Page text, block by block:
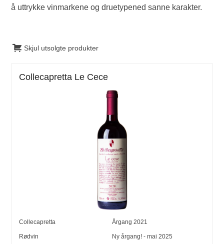
å uttrykke vinmarkene og druetypened sanne karakter.
Skjul utsolgte produkter
Collecapretta Le Cece
Collecapretta Årgang 2021
Rødvin Ny årgang! - mai 2025